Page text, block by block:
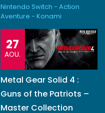
Nintendo Switch - Action
Aventure - Konami
27
AOU.
Metal Gear Solid 4 :
Guns of the Patriots –
Master Collection